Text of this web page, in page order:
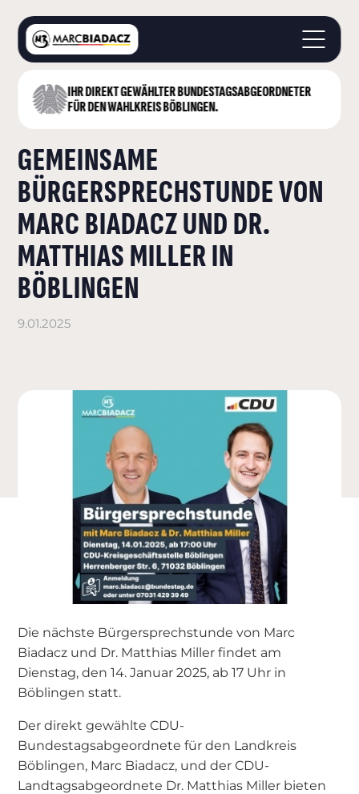
IHR DIREKT GEWÄHLTER BUNDESTAGS­ABGEORDNETER
FÜR DEN WAHLKREIS BÖBLINGEN.
STARTSEITE
LANDKREIS BÖBLINGEN
DEUTSCHER BUNDESTAG
AKTUELLES
KONTAKT
GEMEINSAME
BÜRGERSPRECHSTUNDE VON
MARC BIADACZ UND DR.
MATTHIAS MILLER IN
BÖBLINGEN
9.01.2025
Die nächste Bürgersprechstunde von Marc
Biadacz und Dr. Matthias Miller findet am
Dienstag, den 14. Januar 2025, ab 17 Uhr in
Böblingen statt.
Der direkt gewählte CDU-
Bundestagsabgeordnete für den Landkreis
Böblingen, Marc Biadacz, und der CDU-
Landtagsabgeordnete Dr. Matthias Miller bieten